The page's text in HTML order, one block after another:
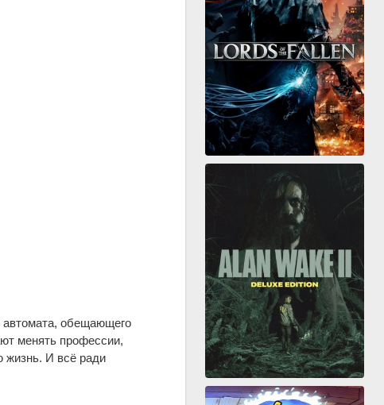
автомата, обещающего
менять профессии,
жизнь. И всё ради